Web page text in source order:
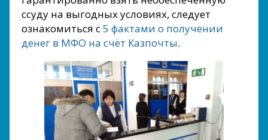
ссуду на выгодных условиях, следует
ознакомиться с5 фактами о получении
денег в МФО на счёт Казпочты.